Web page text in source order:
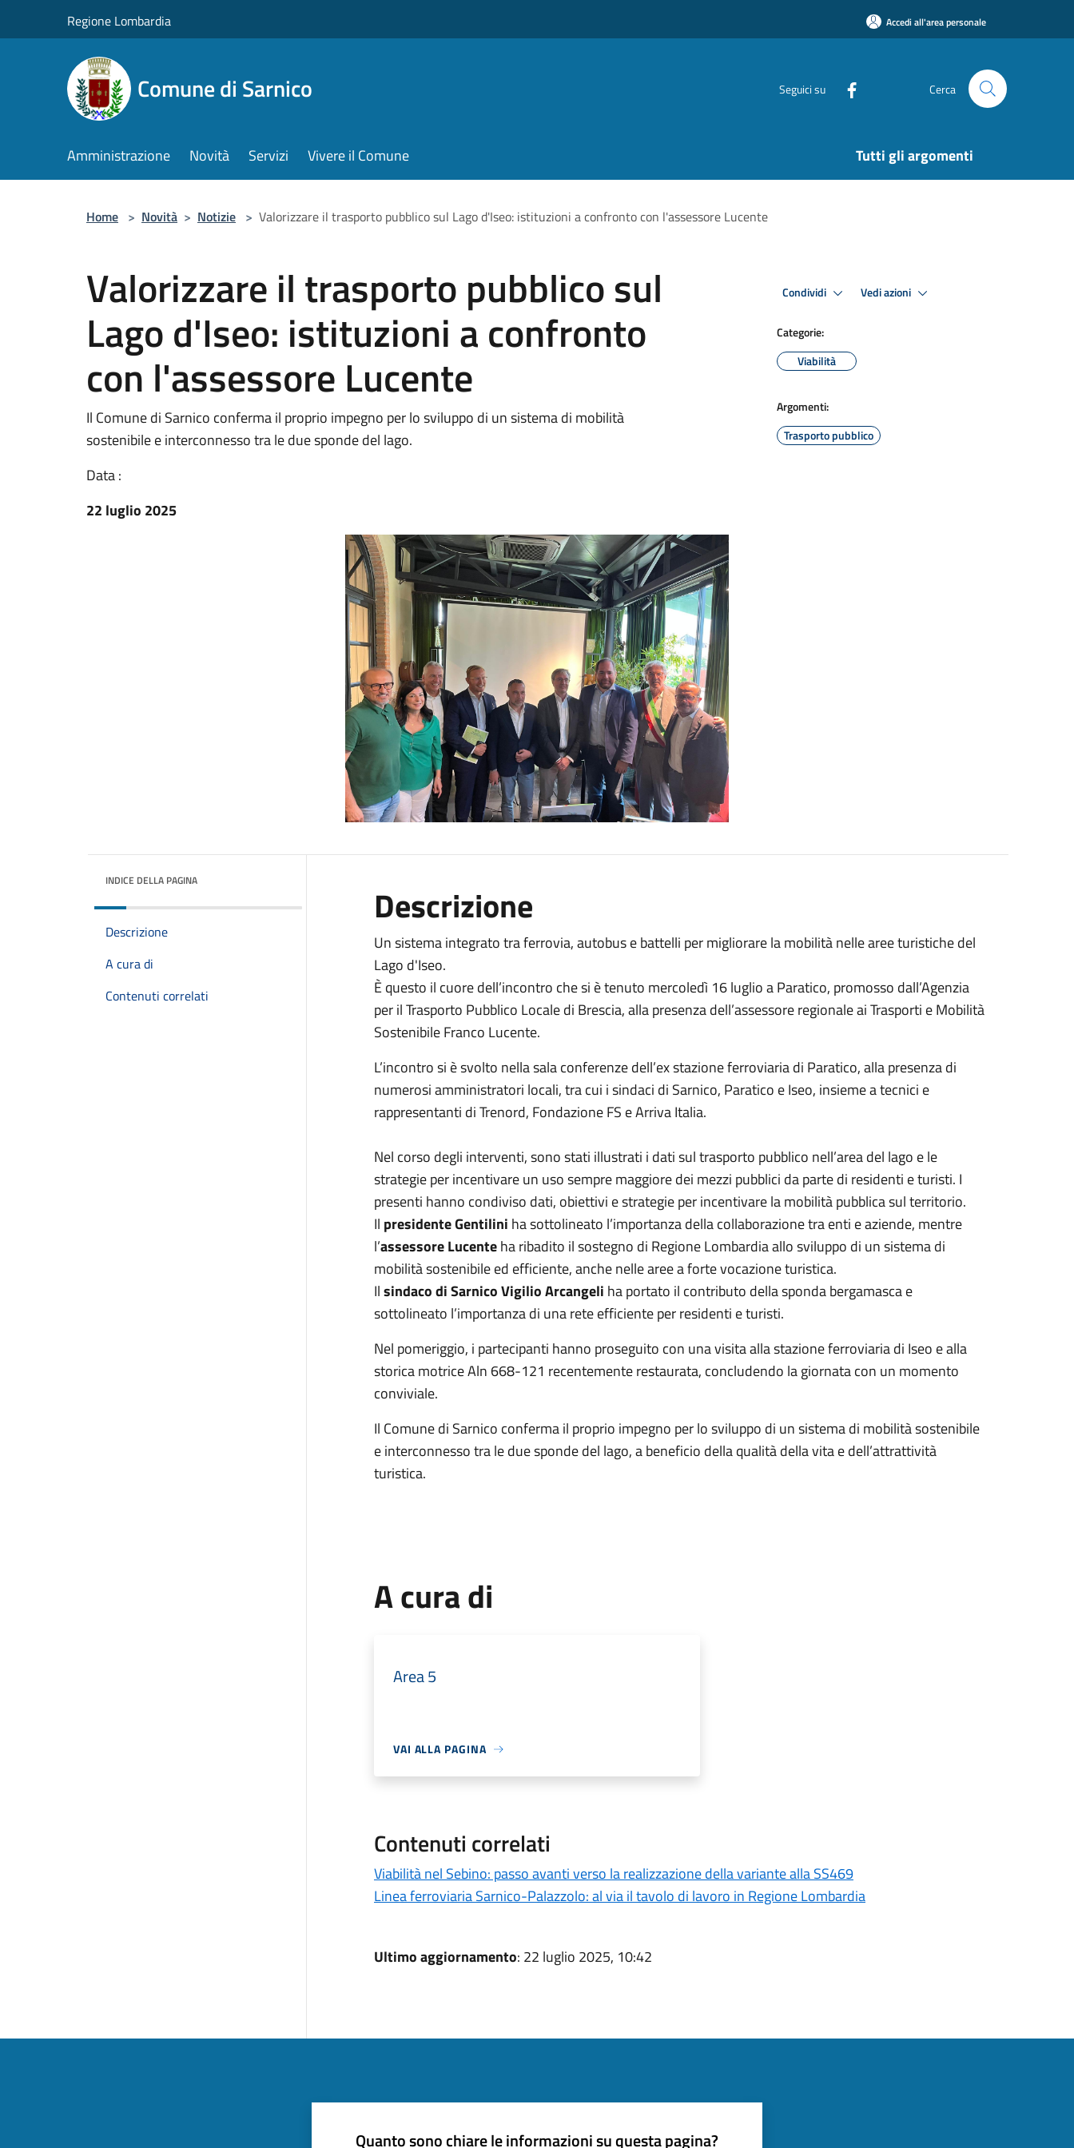
Regione Lombardia Accedi all'area personale
Comune di Sarnico Seguici su Cerca
Amministrazione Novità Servizi Vivere il Comune Tutti gli argomenti
Home > Novità > Notizie > Valorizzare il trasporto pubblico sul Lago d'Iseo: istituzioni a confronto con l'assessore Lucente
Valorizzare il trasporto pubblico sul
Lago d'Iseo: istituzioni a confronto
con l'assessore Lucente
Il Comune di Sarnico conferma il proprio impegno per lo sviluppo di un sistema di mobilità
sostenibile e interconnesso tra le due sponde del lago.
Data :
22 luglio 2025
Condividi Vedi azioni
Categorie:
Viabilità
Argomenti:
Trasporto pubblico
INDICE DELLA PAGINA
Descrizione
A cura di
Contenuti correlati
Descrizione
Un sistema integrato tra ferrovia, autobus e battelli per migliorare la mobilità nelle aree turistiche del
Lago d'Iseo.
È questo il cuore dell’incontro che si è tenuto mercoledì 16 luglio a Paratico, promosso dall’Agenzia
per il Trasporto Pubblico Locale di Brescia, alla presenza dell’assessore regionale ai Trasporti e Mobilità
Sostenibile Franco Lucente.
L’incontro si è svolto nella sala conferenze dell’ex stazione ferroviaria di Paratico, alla presenza di
numerosi amministratori locali, tra cui i sindaci di Sarnico, Paratico e Iseo, insieme a tecnici e
rappresentanti di Trenord, Fondazione FS e Arriva Italia.
Nel corso degli interventi, sono stati illustrati i dati sul trasporto pubblico nell’area del lago e le
strategie per incentivare un uso sempre maggiore dei mezzi pubblici da parte di residenti e turisti. I
presenti hanno condiviso dati, obiettivi e strategie per incentivare la mobilità pubblica sul territorio.
Il presidente Gentilini ha sottolineato l’importanza della collaborazione tra enti e aziende, mentre
l’assessore Lucenteha ribadito il sostegno di Regione Lombardia allo sviluppo di un sistema di
mobilità sostenibile ed efficiente, anche nelle aree a forte vocazione turistica.
Ilsindaco di Sarnico Vigilio Arcangeli ha portato il contributo della sponda bergamasca e
sottolineato l’importanza di una rete efficiente per residenti e turisti.
Nel pomeriggio, i partecipanti hanno proseguito con una visita alla stazione ferroviaria di Iseo e alla
storica motrice Aln 668-121 recentemente restaurata, concludendo la giornata con un momento
conviviale.
Il Comune di Sarnico conferma il proprio impegno per lo sviluppo di un sistema di mobilità sostenibile
e interconnesso tra le due sponde del lago, a beneficio della qualità della vita e dell’attrattività
turistica.
A cura di
Area 5
VAI ALLA PAGINA
Contenuti correlati
Viabilità nel Sebino: passo avanti verso la realizzazione della variante alla SS469
Linea ferroviaria Sarnico-Palazzolo: al via il tavolo di lavoro in Regione Lombardia
Ultimo aggiornamento: 22 luglio 2025, 10:42
Quanto sono chiare le informazioni su questa pagina?